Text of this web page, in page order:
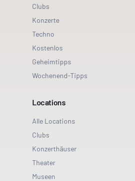
Clubs
Konzerte
Techno
Kostenlos
Geheimtipps
Wochenend-Tipps
Locations
Alle Locations
Clubs
Konzerthäuser
Theater
Museen